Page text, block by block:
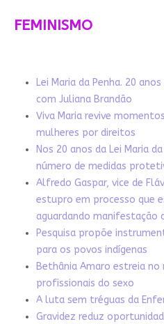
FEMINISMO
Lei Maria da Penha. 20
com Juliana Brandão
Viva Maria revive
mulheres por direitos
Nos 20 anos da Lei Maria
número de medidas
Alfredo Gaspar, vice de
estupro em processo que
aguardando manifestação
Pesquisa propõe
para os povos indígenas
Bethânia Amaro estreia no
profissionais do sexo
A luta sem tréguas da
Gravidez reduz